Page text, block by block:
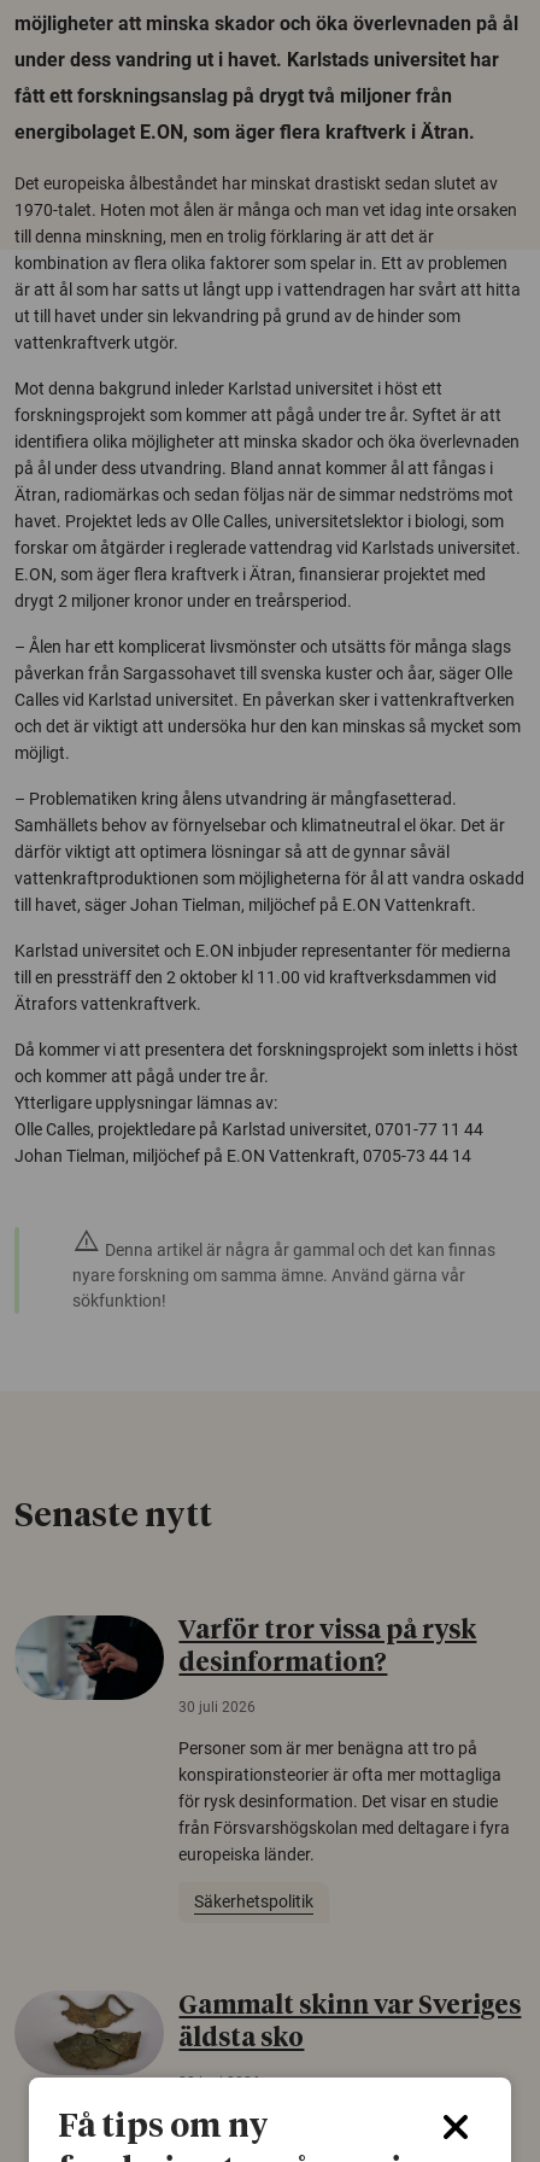
möjligheter att minska skador och öka överlevnaden på ål
under dess vandring ut i havet. Karlstads universitet har
fått ett forskningsanslag på drygt två miljoner från
energibolaget E.ON, som äger flera kraftverk i Ätran.
Det europeiska ålbeståndet har minskat drastiskt sedan slutet av
1970-talet. Hoten mot ålen är många och man vet idag inte orsaken
till denna minskning, men en trolig förklaring är att det är
kombination av flera olika faktorer som spelar in. Ett av problemen
är att ål som har satts ut långt upp i vattendragen har svårt att hitta
ut till havet under sin lekvandring på grund av de hinder som
vattenkraftverk utgör.
Mot denna bakgrund inleder Karlstad universitet i höst ett
forskningsprojekt som kommer att pågå under tre år. Syftet är att
identifiera olika möjligheter att minska skador och öka överlevnaden
på ål under dess utvandring. Bland annat kommer ål att fångas i
Ätran, radiomärkas och sedan följas när de simmar nedströms mot
havet. Projektet leds av Olle Calles, universitetslektor i biologi, som
forskar om åtgärder i reglerade vattendrag vid Karlstads universitet.
E.ON, som äger flera kraftverk i Ätran, finansierar projektet med
drygt 2 miljoner kronor under en treårsperiod.
– Ålen har ett komplicerat livsmönster och utsätts för många slags
påverkan från Sargassohavet till svenska kuster och åar, säger Olle
Calles vid Karlstad universitet. En påverkan sker i vattenkraftverken
och det är viktigt att undersöka hur den kan minskas så mycket som
möjligt.
– Problematiken kring ålens utvandring är mångfasetterad.
Samhällets behov av förnyelsebar och klimatneutral el ökar. Det är
därför viktigt att optimera lösningar så att de gynnar såväl
vattenkraftproduktionen som möjligheterna för ål att vandra oskadd
till havet, säger Johan Tielman, miljöchef på E.ON Vattenkraft.
Karlstad universitet och E.ON inbjuder representanter för medierna
till en pressträff den 2 oktober kl 11.00 vid kraftverksdammen vid
Ätrafors vattenkraftverk.
Då kommer vi att presentera det forskningsprojekt som inletts i höst
och kommer att pågå under tre år.
Ytterligare upplysningar lämnas av:
Olle Calles, projektledare på Karlstad universitet, 0701-77 11 44
Johan Tielman, miljöchef på E.ON Vattenkraft, 0705-73 44 14
warning Denna artikel är några år gammal och det kan finnas
nyare forskning om samma ämne. Använd gärna vår
sökfunktion!
Senaste nytt
Varför tror vissa på rysk
desinformation?
30 juli 2026
Personer som är mer benägna att tro på
konspirationsteorier är ofta mer mottagliga
för rysk desinformation. Det visar en studie
från Försvarshögskolan med deltagare i fyra
europeiska länder.
Säkerhetspolitik
Gammalt skinn var Sveriges
äldsta sko
22 juni 2026
Det som arkeologer länge trodde var en
björnfäll visar sig vara delar av en 2000 år
Få tips om ny